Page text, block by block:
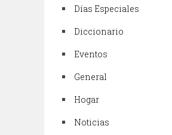
Días Especiales
Diccionario
Eventos
General
Hogar
Noticias